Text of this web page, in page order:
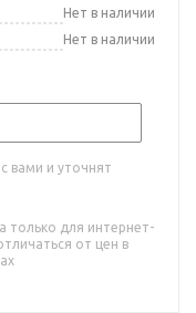
Нет в наличии
Нет в наличии
вами и уточнят
только для интернет-
от цен в